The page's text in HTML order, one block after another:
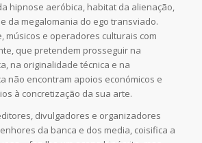
hipnose aeróbica, habitat da alienação,
da megalomania do ego transviado.
músicos e operadores culturais com
que pretendem prosseguir na
na originalidade técnica e na
não encontram apoios económicos e
à concretização da sua arte.
divulgadores e organizadores
da banca e dos media, coisifica a